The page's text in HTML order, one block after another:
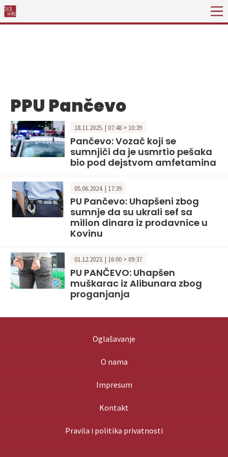
PPU Pančevo
18.11.2025. | 07:48 > 10:39
Pančevo: Vozač koji se
sumnjiči da je usmrtio pešaka
bio pod dejstvom amfetamina
05.06.2024. | 17:39
PU Pančevo: Uhapšeni zbog
sumnje da su ukrali sef sa
milion dinara iz prodavnice u
Kovinu
01.12.2023. | 16:00 > 09:37
PU PANČEVO: Uhapšen
muškarac iz Alibunara zbog
proganjanja
Oglašavanje
O nama
Impresum
Kontakt
Pravila i politika privatnosti